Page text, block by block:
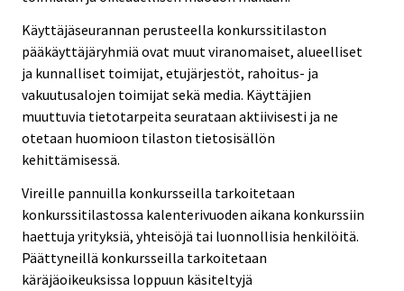
Käyttäjäseurannan perusteella konkurssitilaston
pääkäyttäjäryhmiä ovat muut viranomaiset, alueelliset
ja kunnalliset toimijat, etujärjestöt, rahoitus- ja
vakuutusalojen toimijat sekä media. Käyttäjien
muuttuvia tietotarpeita seurataan aktiivisesti ja ne
otetaan huomioon tilaston tietosisällön
kehittämisessä.
Vireille pannuilla konkursseilla tarkoitetaan
konkurssitilastossa kalenterivuoden aikana konkurssiin
haettuja yrityksiä, yhteisöjä tai luonnollisia henkilöitä.
Päättyneillä konkursseilla tarkoitetaan
käräjäoikeuksissa loppuun käsiteltyjä